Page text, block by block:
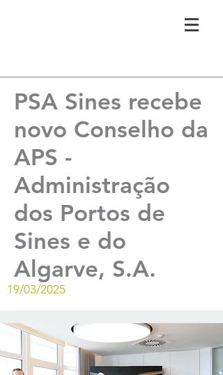
PSA Sines recebe
novo Conselho da
APS -
Administração
dos Portos de
Sines e do
Algarve, S.A.
19/03/2025